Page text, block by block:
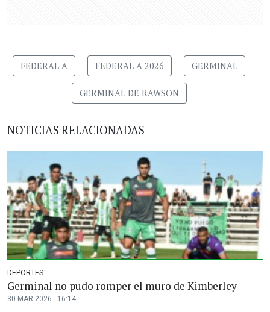
FEDERAL A FEDERAL A 2026 GERMINAL
GERMINAL DE RAWSON
NOTICIAS RELACIONADAS
DEPORTES
Germinal no pudo romper el muro de Kimberley
30 MAR 2026 - 16:14